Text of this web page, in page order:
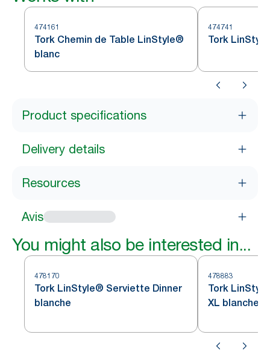
474161
Tork Chemin de Table LinStyle®
blanc
474741
Tork
Product specifications
Delivery details
Resources
Avis
You might also be interested in...
478170
Tork LinStyle® Serviette Dinner
blanche
478883
Tork
XL blanche